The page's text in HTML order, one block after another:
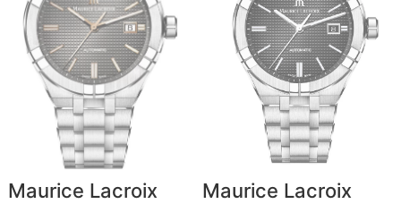
Maurice Lacroix Maurice Lacroix